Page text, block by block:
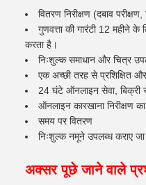
वितरण निरीक्षण (दबाव परीक्षण,
गुणवत्ता की गारंटी 12 महीने के
करता है।
निःशुल्क समाधान और चित्र
एक अच्छी तरह से प्रशिक्षित
24 घंटे ऑनलाइन सेवा, बिक्री
ऑनलाइन कारखाना निरीक्षण
समय पर वितरण
निःशुल्क नमूने उपलब्ध कराए
अक्सर पूछे जाने वाले